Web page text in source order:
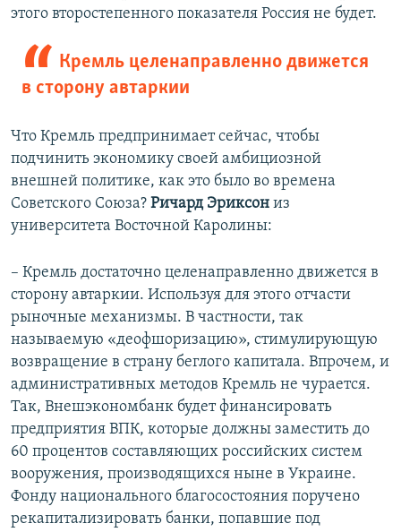
этого второстепенного показателя Россия не будет.
Кремль целенаправленно движется
в сторону автаркии
Что Кремль предпринимает сейчас, чтобы
подчинить экономику своей амбициозной
внешней политике, как это было во времена
Советского Союза? Ричард Эриксон из
университета Восточной Каролины:
– Кремль достаточно целенаправленно движется в
сторону автаркии. Используя для этого отчасти
рыночные механизмы. В частности, так
называемую «деофшоризацию», стимулирующую
возвращение в страну беглого капитала. Впрочем, и
административных методов Кремль не чурается.
Так, Внешэкономбанк будет финансировать
предприятия ВПК, которые должны заместить до
60 процентов составляющих российских систем
вооружения, производящихся ныне в Украине.
Фонду национального благосостояния поручено
рекапитализировать банки, попавшие под